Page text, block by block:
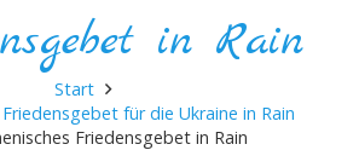
in Rain
Start
für die Ukraine in Rain
Friedensgebet in Rain